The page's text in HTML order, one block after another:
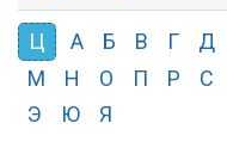
Ц А Б В Г Д
М
Н О П Р С
Э
Ю Я